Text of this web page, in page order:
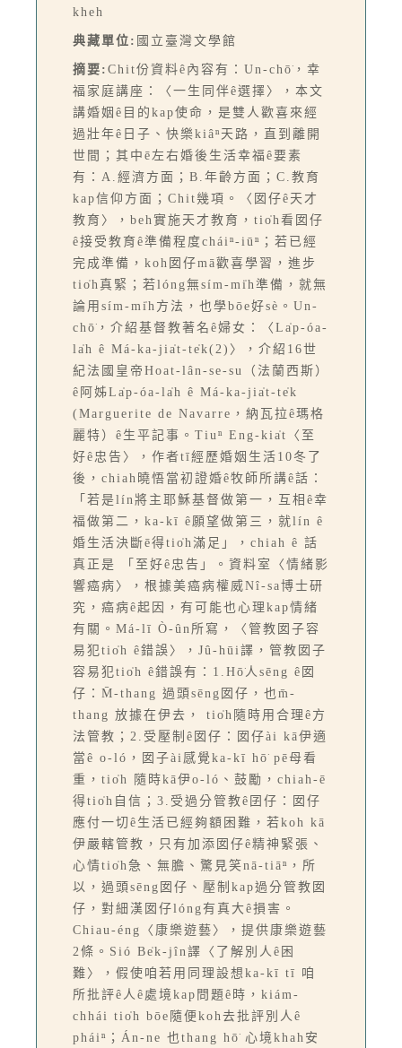
kheh
典藏單位: 國立臺灣文學館
摘要: Chit份資料ê內容有：Un-chō͘，幸
福家庭講座：〈一生同伴ê選擇〉，本文
講婚姻ê目的kap使命，是雙人歡喜來經
過壯年ê日子、快樂kiâⁿ天路，直到離開
世間；其中ē左右婚後生活幸福ê要素
有：A.經濟方面；B.年齡方面；C.教育
kap信仰方面；Chit幾項。〈囡仔ê天才
教育〉，beh實施天才教育，tio̍h看囡仔
ê接受教育ê準備程度cháiⁿ-iūⁿ；若已經
完成準備，koh囡仔mā歡喜學習，進步
tio̍h真緊；若lóng無sím-mi̍h準備，就無
論用sím-mi̍h方法，也學bōe好sè。Un-
chō͘，介紹基督教著名ê婦女：〈La̍p-óa-
la̍h ê Má-ka-jia̍t-te̍k(2)〉，介紹16世
紀法國皇帝Hoat-lân-se-su（法蘭西斯）
ê阿姊La̍p-óa-la̍h ê Má-ka-jia̍t-te̍k
(Marguerite de Navarre，納瓦拉ê瑪格
麗特）ê生平記事。Tiuⁿ Eng-kia̍t〈至
好ê忠告〉，作者tī經歷婚姻生活10冬了
後，chiah曉悟當初證婚ê牧師所講ê話：
「若是lín將主耶穌基督做第一，互相ê幸
福做第二，ka-kī ê願望做第三，就lín ê
婚生活決斷ē得tio̍h滿足」，chiah ê 話
真正是 「至好ê忠告」。資料室〈情緒影
響癌病〉，根據美癌病權威Nî-sa博士研
究，癌病ê起因，有可能也心理kap情緒
有關。Má-lī Ò-ûn所寫，〈管教囡子容
易犯tio̍h ê錯誤〉，Jû-hūi譯，管教囡子
容易犯tio̍h ê錯誤有：1.Hō͘人sēng ê囡
仔：M̄-thang 過頭sēng囡仔，也m̄-
thang 放據在伊去， tio̍h隨時用合理ê方
法管教；2.受壓制ê囡仔：囡仔ài kā伊適
當ê o-ló，囡子ài感覺ka-kī hō͘ pē母看
重，tio̍h 隨時kā伊o-ló、鼓勵，chiah-ē
得tio̍h自信；3.受過分管教ê囝仔：囡仔
應付一切ê生活已經夠額困難，若koh kā
伊嚴轄管教，只有加添囡仔ê精神緊張、
心情tio̍h急、無膽、驚見笑nā-tiāⁿ，所
以，過頭sēng囡仔、壓制kap過分管教囡
仔，對細漢囡仔lóng有真大ê損害。
Chiau-éng〈康樂遊藝〉，提供康樂遊藝
2條。Sió Be̍k-jîn譯〈了解別人ê困
難〉，假使咱若用同理設想ka-kī tī 咱
所批評ê人ê處境kap問題ê時，kiám-
chhái tio̍h bōe隨便koh去批評別人ê
pháiⁿ；Án-ne 也thang hō͘ 心境khah安